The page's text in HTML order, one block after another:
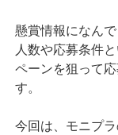
懸賞情報になん
人数や応募条件
ペーンを狙って
す。
今回は、モニプ